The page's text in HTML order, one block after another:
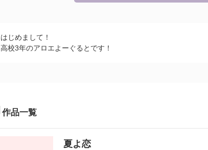
はじめまして！
高校3年のアロエよーぐるとです！
作品一覧
夏よ恋